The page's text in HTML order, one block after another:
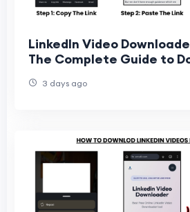
LinkedIn Video
The Complete Guide to
3 days ago